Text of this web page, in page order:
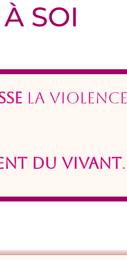
SOI
la violence
du vivant.